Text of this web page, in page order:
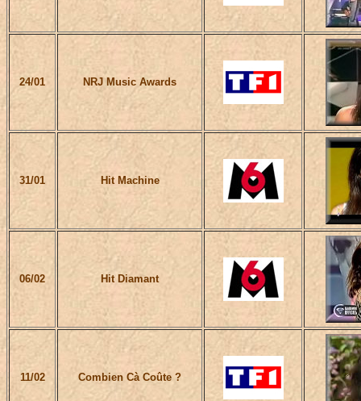
24/01 NRJ Music Awards
31/01 Hit Machine
06/02 Hit Diamant
11/02 Combien Cà Coûte ?